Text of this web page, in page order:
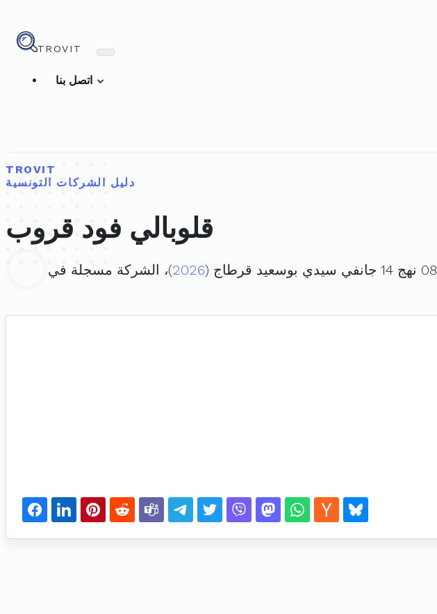
TROVIT
TROVIT
دليل الشركات التونسية
قلوبالي فود قروب
2026)، الشركة مسجلة في